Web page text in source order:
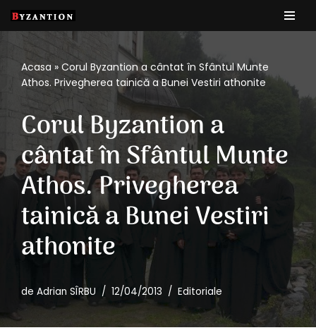
Sari
conținut
Acasa » Corul Byzantion a cântat în Sfântul Munte
Athos. Privegherea tainică a Bunei Vestiri athonite
Corul Byzantion a
cântat în Sfântul Munte
Athos. Privegherea
tainică a Bunei Vestiri
athonite
de Adrian SÎRBU 12/04/2013 Editoriale